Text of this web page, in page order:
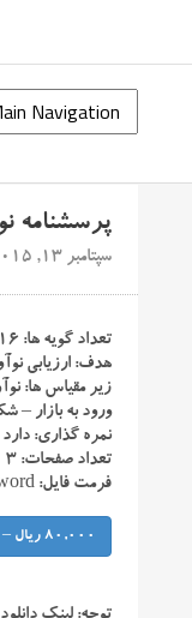
پرسشنامه
سپتامبر 13, 2015
تعداد گویه ها: ۱۶
هدف: ارزیابی
زیر مقیاس ها:
ورود به بازار –
نمره گذاری: دارد
تعداد صفحات: ۳
فرمت فایل: word
80,000 ریال – خرید